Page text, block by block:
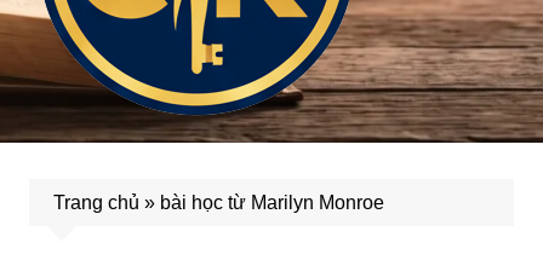
Trang chủ » bài học từ Marilyn Monroe